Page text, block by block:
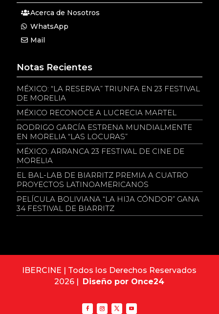
Acerca de Nosotros
WhatsApp
Mail
Notas Recientes
MÉXICO: “LA RESERVA” TRIUNFA EN 23 FESTIVAL
DE MORELIA
MÉXICO RECONOCE A LUCRECIA MARTEL
RODRIGO GARCÍA ESTRENA MUNDIALMENTE
EN MORELIA “LAS LOCURAS”
MÉXICO: ARRANCA 23 FESTIVAL DE CINE DE
MORELIA
EL BAL-LAB DE BIARRITZ PREMIA A CUATRO
PROYECTOS LATINOAMERICANOS
PELÍCULA BOLIVIANA “LA HIJA CÓNDOR” GANA
34 FESTIVAL DE BIARRITZ
IBERCINE | Todos los Derechos Reservados
2026 | Diseño por Once24